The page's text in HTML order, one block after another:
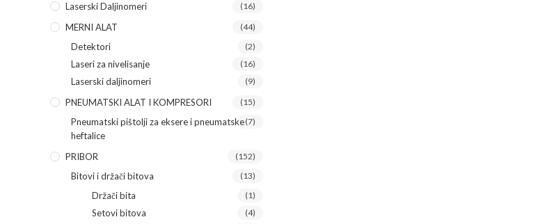
Laserski Daljinomeri (16)
MERNI ALAT (44)
Detektori (2)
Laseri za nivelisanje (16)
Laserski daljinomeri (9)
PNEUMATSKI ALAT I KOMPRESORI (15)
Pneumatski pištolji za eksere i pneumatske
heftalice
(7)
PRIBOR (152)
Bitovi i držači bitova (13)
Držači bita (1)
Setovi bitova (4)